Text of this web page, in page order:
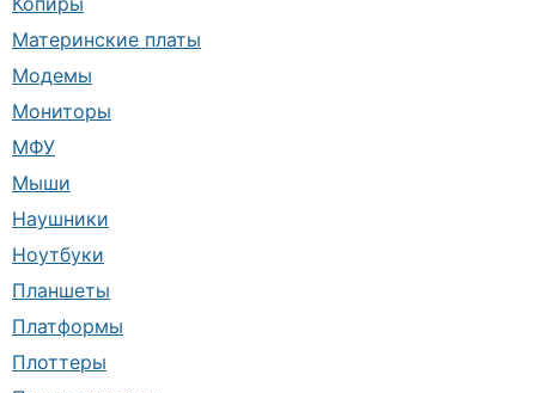
Материнские платы
Модемы
Мониторы
МФУ
Мыши
Наушники
Ноутбуки
Планшеты
Платформы
Плоттеры